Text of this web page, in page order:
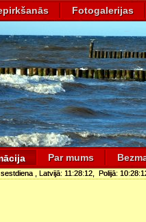
Fotogalerijas
Par mums
, Latvijā: 11:28:13 , Polijā: